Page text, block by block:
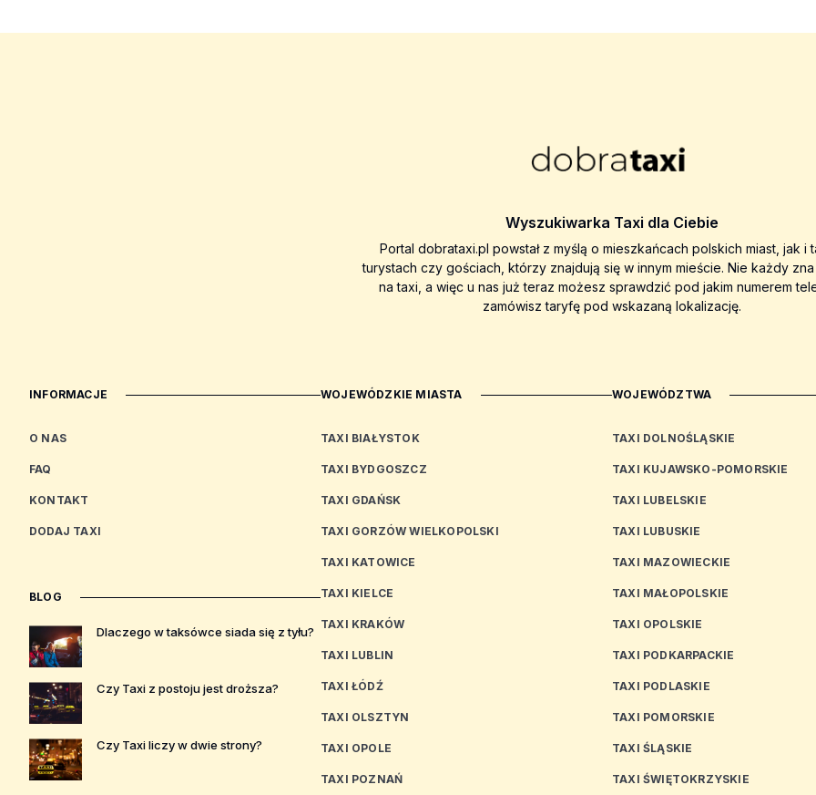
Wyszukiwarka Taxi dla Ciebie
Portal dobrataxi.pl powstał z myślą o mieszkańcach polskich miast, jak i
turystach czy gościach, którzy znajdują się w innym mieście. Nie każdy
na taxi, a więc u nas już teraz możesz sprawdzić pod jakim numerem
zamówisz taryfę pod wskazaną lokalizację.
INFORMACJE
O NAS
FAQ
KONTAKT
DODAJ TAXI
BLOG
Dlaczego w taksówce siada się z tyłu?
Czy Taxi z postoju jest droższa?
Czy Taxi liczy w dwie strony?
WOJEWÓDZKIE MIASTA
TAXI BIAŁYSTOK
TAXI BYDGOSZCZ
TAXI GDAŃSK
TAXI GORZÓW WIELKOPOLSKI
TAXI KATOWICE
TAXI KIELCE
TAXI KRAKÓW
TAXI LUBLIN
TAXI ŁÓDŹ
TAXI OLSZTYN
TAXI OPOLE
TAXI POZNAŃ
WOJEWÓDZTWA
TAXI DOLNOŚLĄSKIE
TAXI KUJAWSKO-POMORSKIE
TAXI LUBELSKIE
TAXI LUBUSKIE
TAXI MAZOWIECKIE
TAXI MAŁOPOLSKIE
TAXI OPOLSKIE
TAXI PODKARPACKIE
TAXI PODLASKIE
TAXI POMORSKIE
TAXI ŚLĄSKIE
TAXI ŚWIĘTOKRZYSKIE